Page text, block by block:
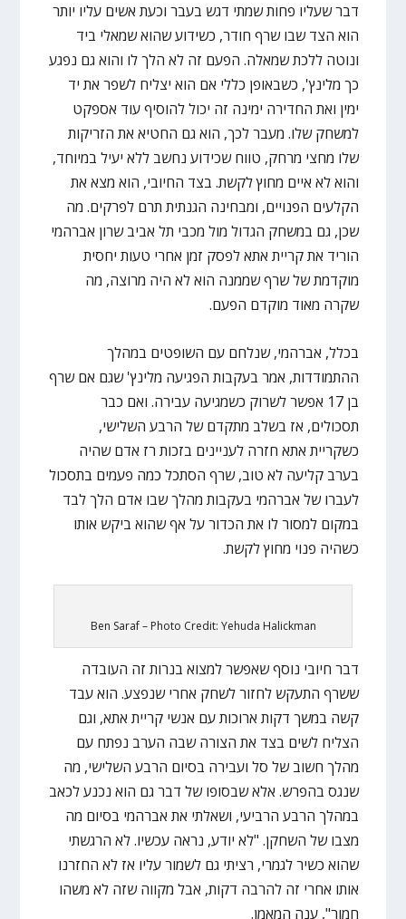
דבר שעליו פחות שמתי דגש בעבר וכעת אשים עליו יותר
הוא הצד שבו שרף חודר, כשידוע שהוא שמאלי ביד
ונוטה ללכת שמאלה. הפעם זה לא הלך לו והוא גם נפגע
כך מלינץ', כשבאופן כללי אם הוא יצליח לשפר את יד
ימין ואת החדירה ימינה זה יכול להוסיף עוד אספקט
למשחק שלו. מעבר לכך, הוא גם החטיא את הזריקות
שלו מחצי מרחק, טווח שכידוע נחשב ללא יעיל במיוחד,
והוא לא איים מחוץ לקשת. בצד החיובי, הוא מצא את
הקלעים הפנויים, ומבחינה הגנתית תרם לפרקים. מה
שכן, גם במשחק הגדול מול מכבי תל אביב שרון אברהמי
הוריד את קריית אתא לפסק זמן אחרי טעות יחסית
מוקדמת של שרף שממנה הוא לא היה מרוצה, מה
שקרה מאוד מוקדם הפעם.
בכלל, אברהמי, שנלחם עם השופטים במהלך
ההתמודדות, אמר בעקבות הפגיעה מלינץ' שגם אם שרף
בן 17 אפשר לשרוק כשמגיעה עבירה. ואם כבר
תסכולים, אז בשלב מתקדם של הרבע השלישי,
כשקריית אתא חזרה לעניינים בזכות רז אדם שהיה
בערב קליעה לא טוב, שרף הסתכל כמה פעמים בתסכול
לעברו של אברהמי בעקבות מהלך שבו אדם הלך לבד
במקום למסור לו את הכדור על אף שהוא ביקש אותו
כשהיה פנוי מחוץ לקשת.
Ben Saraf – Photo Credit: Yehuda Halickman
דבר חיובי נוסף שאפשר למצוא בנרות זה העובדה
ששרף התעקש לחזור לשחק אחרי שנפצע. הוא עבד
קשה במשך דקות ארוכות עם אנשי קריית אתא, וגם
הצליח לשים בצד את הצורה שבה הערב נפתח עם
מהלך חשוב של סל ועבירה בסיום הרבע השלישי, מה
שנגס בהפרש. אלא שבסופו של דבר גם הוא נכנע לכאב
במהלך הרבע הרביעי, ושאלתי את אברהמי בסיום מה
מצבו של השחקן. "לא יודע, נראה עכשיו. לא הרגשתי
שהוא כשיר לגמרי, רציתי גם לשמור עליו אז לא החזרנו
אותו אחרי זה להרבה דקות, אבל מקווה שזה לא משהו
חמור", ענה המאמן.